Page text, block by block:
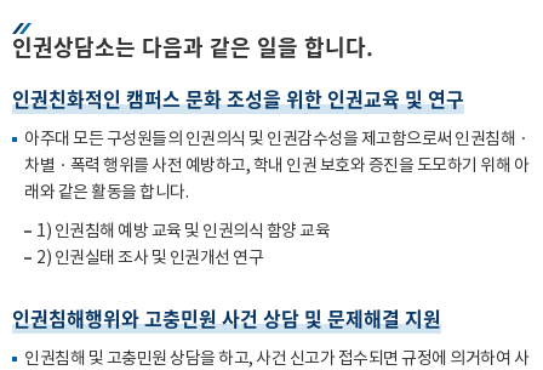
인권상담소는 다음과 같은 일을 합니다.
인권친화적인 캠퍼스 문화 조성을 위한 인권교육 및 연구
아주대 모든 구성원들의 인권의식 및 인권감수성을 제고함으로써 인권침해・
차별・폭력 행위를 사전 예방하고, 학내 인권 보호와 증진을 도모하기 위해 아
래와 같은 활동을 합니다.
1) 인권침해 예방 교육 및 인권의식 함양 교육
2) 인권실태 조사 및 인권개선 연구
인권침해행위와 고충민원 사건 상담 및 문제해결 지원
인권침해 및 고충민원 상담을 하고, 사건 신고가 접수되면 규정에 의거하여 사